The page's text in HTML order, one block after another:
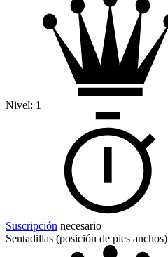
Nivel: 1
Suscripción necesario
Sentadillas (posición de pies anchos)